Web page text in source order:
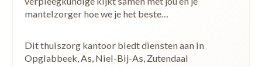
mantelzorger hoe we je het beste…
Dit thuiszorg kantoor biedt diensten aan in
Opglabbeek, As, Niel-Bij-As, Zutendaal